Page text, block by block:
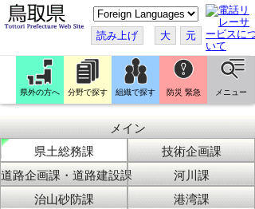
こ
の
ペ
ー
ジ
翻
訳
す
読み上げ 大 元
県外の方へ 分野で探す 組織で探す 防災 緊急 メニュー
メイン
県土総務課
技術企画課
道路企画課・道路建設課
河川課
治山砂防課
港湾課